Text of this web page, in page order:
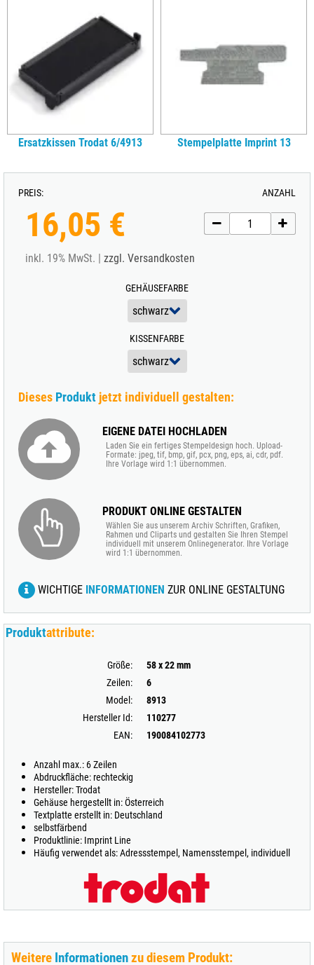
Ersatzkissen Trodat 6/4913 Stempelplatte Imprint 13
PREIS:
16,05 €
inkl. 19% MwSt. | zzgl. Versandkosten
GEHÄUSEFARBE
KISSENFARBE
ANZAHL
Dieses Produkt jetzt individuell gestalten:
EIGENE DATEI HOCHLADEN
Laden Sie ein fertiges Stempeldesign hoch. Upload-
Formate: jpeg, tif, bmp, gif, pcx, png, eps, ai, cdr, pdf.
Ihre Vorlage wird 1:1 übernommen.
PRODUKT ONLINE GESTALTEN
Wählen Sie aus unserem Archiv Schriften, Grafiken,
Rahmen und Cliparts und gestalten Sie Ihren Stempel
individuell mit unserem Onlinegenerator. Ihre Vorlage
wird 1:1 übernommen.
WICHTIGE INFORMATIONEN ZUR ONLINE GESTALTUNG
Produktattribute:
Größe:
58 x 22 mm
Zeilen:
6
Model:
8913
Hersteller Id:
110277
EAN:
190084102773
Anzahl max.: 6 Zeilen
Abdruckfläche: rechteckig
Hersteller: Trodat
Gehäuse hergestellt in: Österreich
Textplatte erstellt in: Deutschland
selbstfärbend
Produktlinie: Imprint Line
Häufig verwendet als: Adressstempel, Namensstempel, individuell
Weitere Informationenzu diesem Produkt: